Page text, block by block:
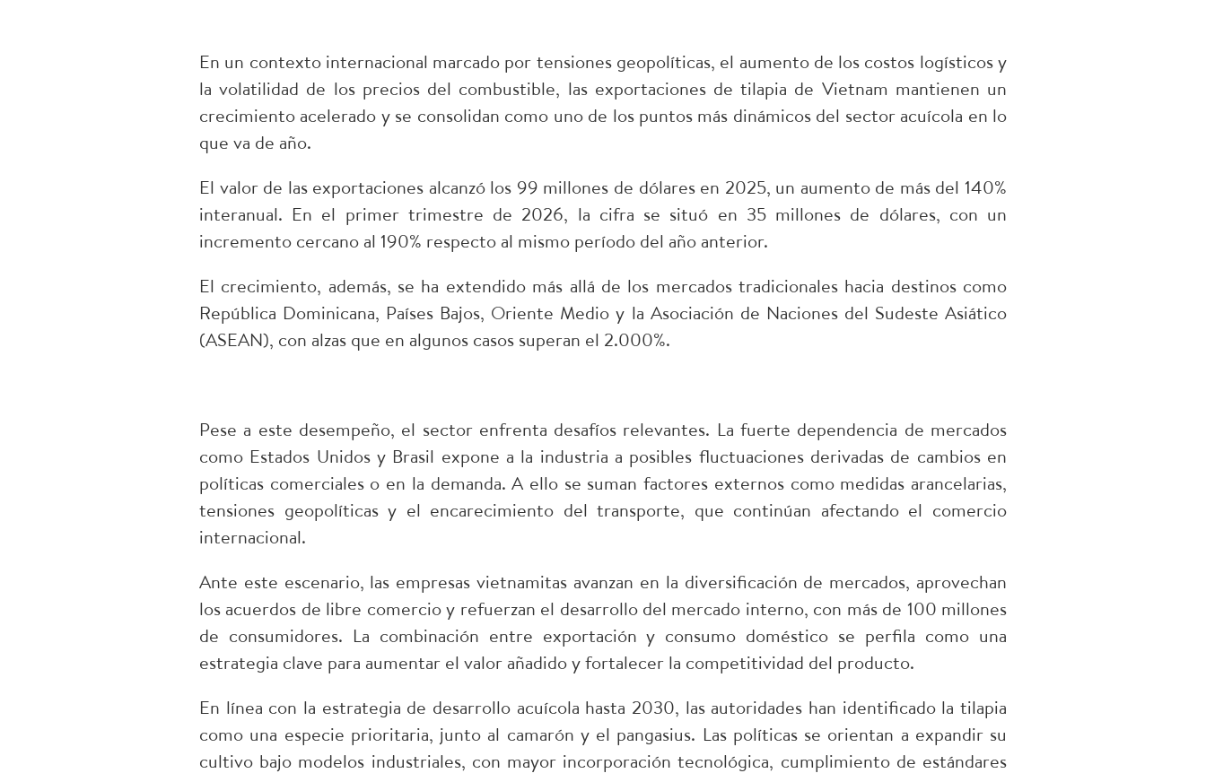
En un contexto internacional marcado por tensiones geopolíticas, el aumento de los costos logísticos y
la volatilidad de los precios del combustible, las exportaciones de tilapia de Vietnam mantienen un
crecimiento acelerado y se consolidan como uno de los puntos más dinámicos del sector acuícola en lo
que va de año.​
El valor de las exportaciones alcanzó los 99 millones de dólares en 2025, un aumento de más del 140%
interanual. En el primer trimestre de 2026, la cifra se situó en 35 millones de dólares, con un
incremento cercano al 190% respecto al mismo período del año anterior.
El crecimiento, además, se ha extendido más allá de los mercados tradicionales hacia destinos como
República Dominicana, Países Bajos, Oriente Medio y la Asociación de Naciones del Sudeste Asiático
(ASEAN), con alzas que en algunos casos superan el 2.000%.
Pese a este desempeño, el sector enfrenta desafíos relevantes. La fuerte dependencia de mercados
como Estados Unidos y Brasil expone a la industria a posibles fluctuaciones derivadas de cambios en
políticas comerciales o en la demanda. A ello se suman factores externos como medidas arancelarias,
tensiones geopolíticas y el encarecimiento del transporte, que continúan afectando el comercio
internacional.
Ante este escenario, las empresas vietnamitas avanzan en la diversificación de mercados, aprovechan
los acuerdos de libre comercio y refuerzan el desarrollo del mercado interno, con más de 100 millones
de consumidores. La combinación entre exportación y consumo doméstico se perfila como una
estrategia clave para aumentar el valor añadido y fortalecer la competitividad del producto.
En línea con la estrategia de desarrollo acuícola hasta 2030, las autoridades han identificado la tilapia
como una especie prioritaria, junto al camarón y el pangasius. Las políticas se orientan a expandir su
cultivo bajo modelos industriales, con mayor incorporación tecnológica, cumplimiento de estándares